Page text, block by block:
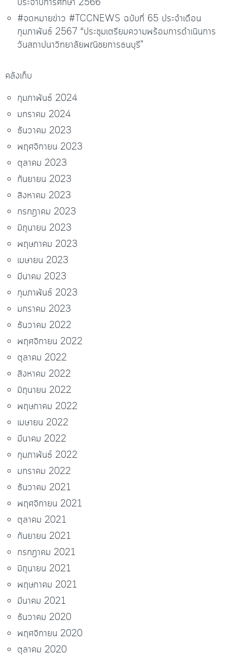
#จดหมายข่าว #TCCNEWS ฉบับที่ 65 ประจำเดือน
กุมภาพันธ์ 2567 “ประชุมเตรียมความพร้อมการดำเนินการ
วันสถาปนาวิทยาลัยพณิชยการธนบุรี”
คลังเก็บ
กุมภาพันธ์ 2024
มกราคม 2024
ธันวาคม 2023
พฤศจิกายน 2023
ตุลาคม 2023
กันยายน 2023
สิงหาคม 2023
กรกฎาคม 2023
มิถุนายน 2023
พฤษภาคม 2023
เมษายน 2023
มีนาคม 2023
กุมภาพันธ์ 2023
มกราคม 2023
ธันวาคม 2022
พฤศจิกายน 2022
ตุลาคม 2022
สิงหาคม 2022
มิถุนายน 2022
พฤษภาคม 2022
เมษายน 2022
มีนาคม 2022
กุมภาพันธ์ 2022
มกราคม 2022
ธันวาคม 2021
พฤศจิกายน 2021
ตุลาคม 2021
กันยายน 2021
กรกฎาคม 2021
มิถุนายน 2021
พฤษภาคม 2021
มีนาคม 2021
ธันวาคม 2020
พฤศจิกายน 2020
ตุลาคม 2020